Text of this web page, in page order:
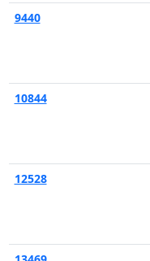
9440
10844
12528